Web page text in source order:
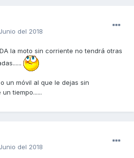
del 2018
la moto sin corriente no tendrá otras
un móvil al que le dejas sin
tiempo......
del 2018